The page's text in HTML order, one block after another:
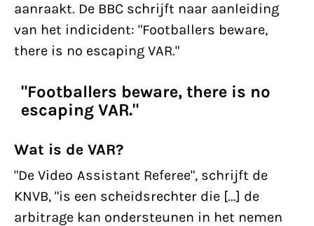
aanraakt. De BBC schrijft naar aanleiding
van het indicident: "Footballers beware,
there is no escaping VAR."
"Footballers beware, there is no
escaping VAR."
Wat is de VAR?
"De Video Assistant Referee", schrijft de
KNVB, "is een scheidsrechter die [...] de
arbitrage kan ondersteunen in het nemen